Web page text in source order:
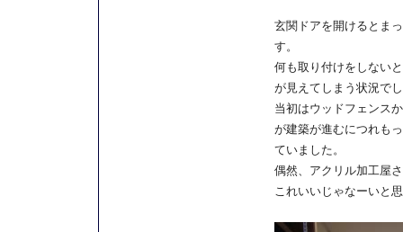
玄関ドアを開けるとま
す。
何も取り付けをしない
が見えてしまう状況で
当初はウッドフェンス
が建築が進むにつれも
ていました。
偶然、アクリル加工屋
これいいじゃなーいと